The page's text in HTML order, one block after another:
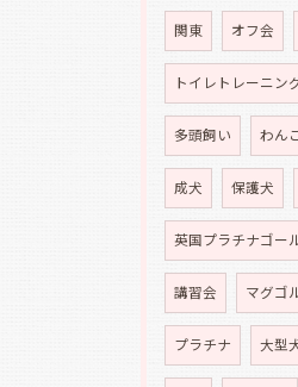
関東 オフ会
トイレトレーニン
多頭飼い わん
成犬 保護犬
英国プラチナゴー
講習会 マグゴ
プラチナ 大型